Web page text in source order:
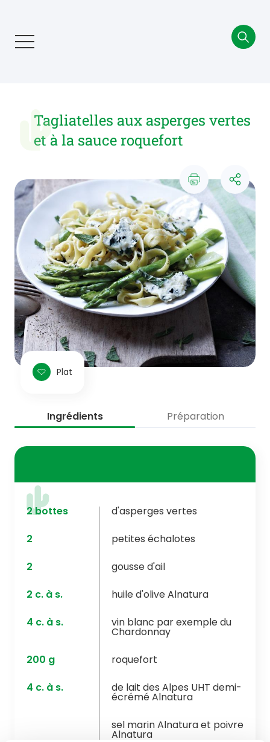
principalTagliatelles aux asperges vertes
et à la sauce roquefort
Plat
Ingrédients Préparation
2 bottes
d'asperges vertes
2
petites échalotes
2
gousse d'ail
2 c. à s.
huile d'olive Alnatura
4 c. à s. vin blanc par exemple du
Chardonnay
200 g
roquefort
4 c. à s. de lait des Alpes UHT demi-
écrémé Alnatura
sel marin Alnatura et poivre
Alnatura